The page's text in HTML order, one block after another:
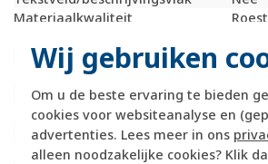
Wij gebruiken
Om u de beste ervaring te bieden
cookies voor websiteanalyse en
advertenties. Lees meer in ons
alleen noodzakelijke cookies? Klik
Materiaalkwaliteit
Materiaal
Bevestigingswijze
Montagerichting
RAL-nummer (vergelijkbaar)
9022
Slagvastheid
IK05
Beschermingsgraad (IP)
IP20